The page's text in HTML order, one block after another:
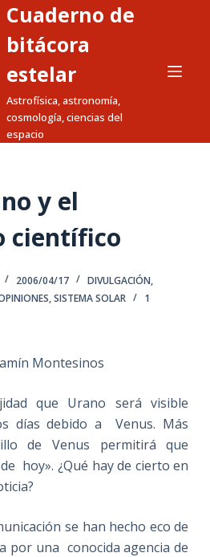
Cuaderno de
bitácora
estelar
Astrofísica, astronomía,
cosmología, ciencias del
espacio
y el
científico
2006/04/17 DIVULGACIÓN,
,SISTEMA SOLAR
1
Montesinos
que Urano será visible
días debido a Venus. Más
de Venus permitirá que
hoy». ¿Qué hay de cierto en
se han hecho eco de
por una conocida agencia de